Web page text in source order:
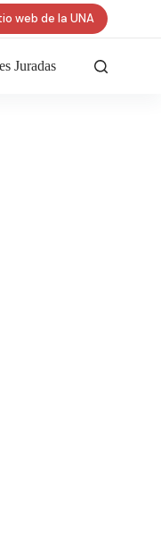
web de la UNA
Juradas